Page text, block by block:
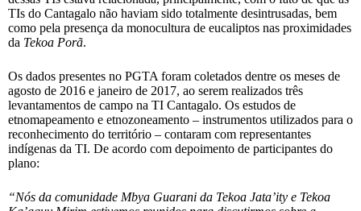
TIs do Cantagalo não haviam sido totalmente desintrusadas, bem
como pela presença da monocultura de eucaliptos nas proximidades
da Tekoa Porã.
Os dados presentes no PGTA foram coletados dentre os meses de
agosto de 2016 e janeiro de 2017, ao serem realizados três
levantamentos de campo na TI Cantagalo. Os estudos de
etnomapeamento e etnozoneamento – instrumentos utilizados para o
reconhecimento do território – contaram com representantes
indígenas da TI. De acordo com depoimento de participantes do
plano:
“Nós da comunidade Mbya Guarani da Tekoa Jata’ity e Tekoa